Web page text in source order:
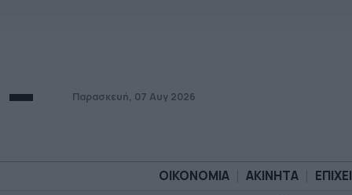
Παρασκευή, 07 Αυγ 2026
ΟΙΚΟΝΟΜΙΑ ΑΚΙΝΗΤΑ